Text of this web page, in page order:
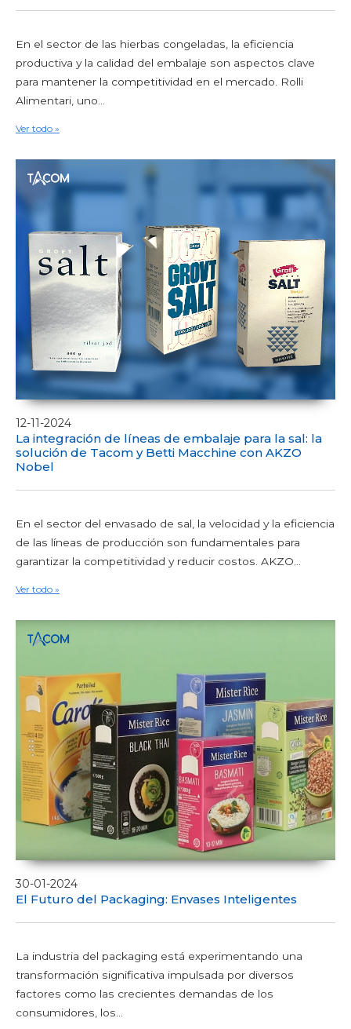
En el sector de las hierbas congeladas, la eficiencia
productiva y la calidad del embalaje son aspectos clave
para mantener la competitividad en el mercado. Rolli
Alimentari, uno...
Ver todo »
12-11-2024
La integración de líneas de embalaje para la sal: la
solución de Tacom y Betti Macchine con AKZO
Nobel
En el sector del envasado de sal, la velocidad y la eficiencia
de las líneas de producción son fundamentales para
garantizar la competitividad y reducir costos. AKZO...
Ver todo »
30-01-2024
El Futuro del Packaging: Envases Inteligentes
La industria del packaging está experimentando una
transformación significativa impulsada por diversos
factores como las crecientes demandas de los
consumidores, los...